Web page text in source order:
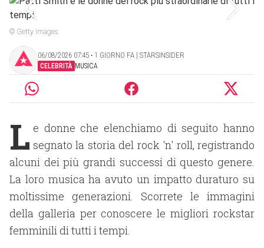
© Getty Images
06/08/2026 07:45 ‧ 1 GIORNO FA | STARSINSIDER
CELEBRITÀ MUSICA
L e donne che elenchiamo di seguito hanno
segnato la storia del rock 'n' roll, registrando
alcuni dei più grandi successi di questo genere.
La loro musica ha avuto un impatto duraturo su
moltissime generazioni. Scorrete le immagini
della galleria per conoscere le migliori rockstar
femminili di tutti i tempi.